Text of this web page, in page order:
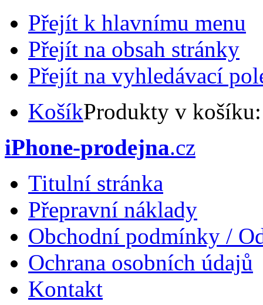
Přejít k hlavnímu menu
Přejít na obsah stránky
Přejít na vyhledávací
KošíkProdukty v
iPhone-prodejna.cz
Titulní stránka
Přepravní náklady
Obchodní podmínky /
Ochrana osobních údajů
Kontakt